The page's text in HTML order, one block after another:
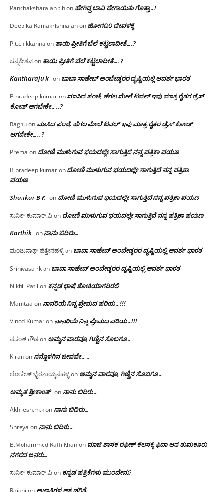
Panchaksharaiah t hon ಹೇಗಿದ್ದ ಬಾವಿ ಹೇಗಾಯಿತು ಗೊತ್ತಾ…!
Deepika Ramakrishnaiahon ಹೋಗದಿರಿ ದೇವಳಕ್ಕೆ
P.t.chikkanna on ತಾಯಿ ಪ್ರೀತಿಗೆ ಬೆಲೆ ಕಟ್ಟಲಾದೀತೆ….?
ಚನ್ನಕೇಶವon ತಾಯಿ ಪ್ರೀತಿಗೆ ಬೆಲೆ ಕಟ್ಟಲಾದೀತೆ….?
Kantharaju k on ಬಾಬಾ ಸಾಹೇಬ್ ಅಂಬೇಡ್ಕರರ ದೃಷ್ಟಿಯಲ್ಲಿ ಆದರ್ಶ ಭಾರತ
B pradeep kumaron ಮಾಸಿದ ಪಂಚೆ, ಹೆಗಲ ಮೇಲೆ ಟವಲ್‌ ಇವು ಮಾತ್ರ ರೈತರ ಡ್ರೆಸ್‌
ಕೋಡ್ ಆಗಬೇಕೇ…..?‌
Raghuon ಮಾಸಿದ ಪಂಚೆ, ಹೆಗಲ ಮೇಲೆ ಟವಲ್‌ ಇವು ಮಾತ್ರ ರೈತರ ಡ್ರೆಸ್‌ ಕೋಡ್
ಆಗಬೇಕೇ…..?‌
Prema on ದೋಣಿ ಮುಳುಗುವ ಭಯದಲ್ಲೇ ಸಾಗುತ್ತಿದೆ ನನ್ನ ಪತ್ರಿಕಾ ಪಯಣ
B pradeep kumaron ದೋಣಿ ಮುಳುಗುವ ಭಯದಲ್ಲೇ ಸಾಗುತ್ತಿದೆ ನನ್ನ ಪತ್ರಿಕಾ
ಪಯಣ
Shankar B K on ದೋಣಿ ಮುಳುಗುವ ಭಯದಲ್ಲೇ ಸಾಗುತ್ತಿದೆ ನನ್ನ ಪತ್ರಿಕಾ ಪಯಣ
ಸುನಿಲ್ ಕುಮಾರ್.ವಿon ದೋಣಿ ಮುಳುಗುವ ಭಯದಲ್ಲೇ ಸಾಗುತ್ತಿದೆ ನನ್ನ ಪತ್ರಿಕಾ ಪಯಣ
Karthik on ನಾನು ಬಿದಿರು…
ಮಂಜುನಾಥ್ ಹೆತ್ತೇನಹಳ್ಳಿon ಬಾಬಾ ಸಾಹೇಬ್ ಅಂಬೇಡ್ಕರರ ದೃಷ್ಟಿಯಲ್ಲಿ ಆದರ್ಶ ಭಾರತ
Srinivasa rkon ಬಾಬಾ ಸಾಹೇಬ್ ಅಂಬೇಡ್ಕರರ ದೃಷ್ಟಿಯಲ್ಲಿ ಆದರ್ಶ ಭಾರತ
Nikhil Patil on ಕನ್ನಡ ಭಾಷೆ ಶೋಕಿಯಾಗದಿರಲಿ
Mamtaa on ನಾನರಿಯೆ ನಿನ್ನ ಪ್ರೇಮದ ಪರಿಯ…!!!
Vinod Kumaron ನಾನರಿಯೆ ನಿನ್ನ ಪ್ರೇಮದ ಪರಿಯ…!!!
ವಸಂತ್ ಗೌಡon ಅಮ್ಮನ ವಾರವೂ, ಗಿಣ್ಣಿನ ಸೊಬಗೂ…
Kiranon ನನ್ನೊಳಗಿನ ಜೀವವೇ……
ಲೋಕೇಶ್ ಭೈರನಾಯ್ಕನಹಳ್ಳಿon ಅಮ್ಮನ ವಾರವೂ, ಗಿಣ್ಣಿನ ಸೊಬಗೂ…
ಅಮೃತ ಶ್ರೀಕಾಂತ್ on ನಾನು ಬಿದಿರು…
Akhilesh.m.kon ನಾನು ಬಿದಿರು…
Shreya on ನಾನು ಬಿದಿರು…
B.Mohammed Raffi Khanon ಮಾಜಿ ಶಾಸಕ ರಫೀಕ್ ಕೆಲಸಕ್ಕೆ ಫಿದಾ ಆದ ತುಮಕೂರು
ನಗರದ ಜನರು…
ಸುನಿಲ್ ಕುಮಾರ್.ವಿon ಕನ್ನಡ ಪತ್ರಿಕೆಗಳು ಮುಂದೇನು?
ಅಜ್ಞಾತಿಗಳ ಆತ್ಮ ಚರಿತ್ರೆ